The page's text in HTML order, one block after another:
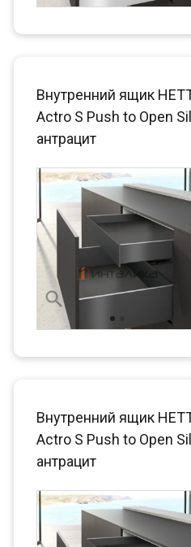
Внутренний ящик
Actro S Push to Open
антрацит
Внутренний ящик
Actro S Push to Open
антрацит